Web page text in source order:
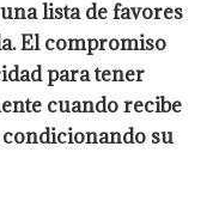
lista de favores
El compromiso
para tener
cuando recibe
su